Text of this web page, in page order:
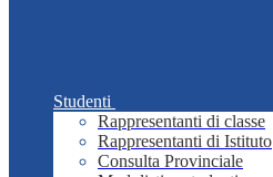
Studenti
Rappresentanti di classe
Rappresentanti di Istituto
Consulta Provinciale